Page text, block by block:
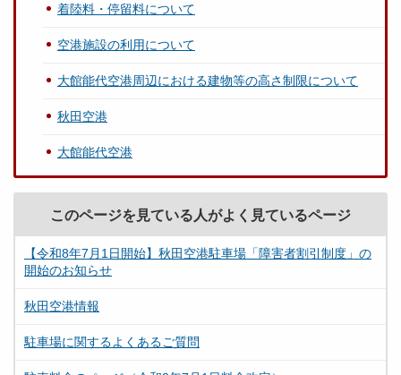
着陸料・停留料について
空港施設の利用について
大館能代空港周辺における建物等の高さ制限について
秋田空港
大館能代空港
このページを見ている人がよく見ているページ
【令和8年7月1日開始】秋田空港駐車場「障害者割引制度」の
開始のお知らせ
秋田空港情報
駐車場に関するよくあるご質問